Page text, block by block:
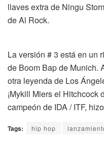
llaves extra de Ningu
de Al Rock.
La versión # 3 está en un
de Boom Bap de Munich.
otra leyenda de Los
¡Mykill Miers el Hitchcock
campeón de IDA / ITF,
Tags: hip hop